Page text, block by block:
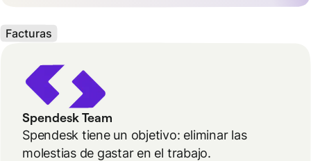
Facturas
Spendesk Team
Spendesk tiene un objetivo: eliminar las
molestias de gastar en el trabajo.